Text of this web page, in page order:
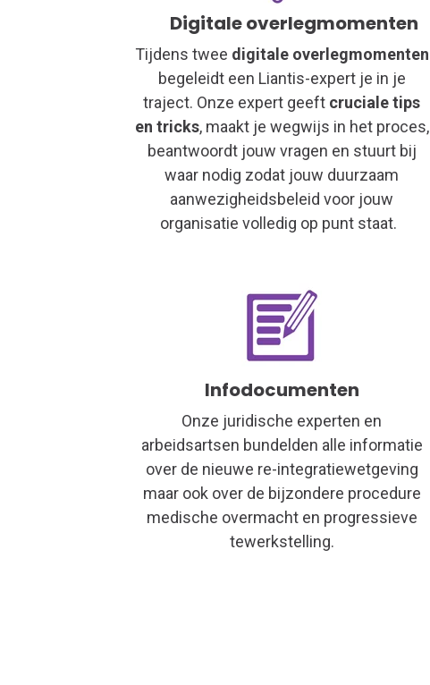
Digitale overlegmomenten
Tijdens twee digitale overlegmomenten
begeleidt een Liantis-expert je in je
traject. Onze expert geeft cruciale tips
en tricks, maakt je wegwijs in het proces,
beantwoordt jouw vragen en stuurt bij
waar nodig zodat jouw duurzaam
aanwezigheidsbeleid voor jouw
organisatie volledig op punt staat.
Infodocumenten
Onze juridische experten en
arbeidsartsen bundelden alle informatie
over de nieuwe re-integratiewetgeving
maar ook overde bijzondere procedure
medische overmacht en progressieve
tewerkstelling.